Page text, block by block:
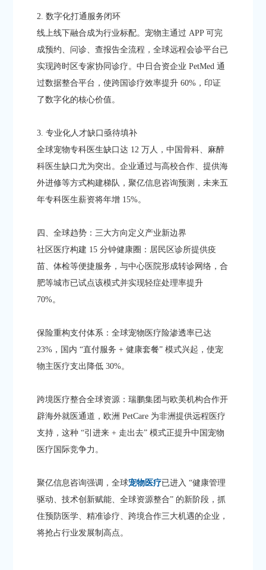
2. 数字化打通服务闭环​
线上线下融合成为行业标配。宠物主通过 APP 可完
成预约、问诊、查报告全流程，全球远程会诊平台已
实现跨时区专家协同诊疗。中日合资企业 PetMed 通
过数据整合平台，使跨国诊疗效率提升 60%，印证
了数字化的核心价值。​
3. 专业化人才缺口亟待填补​
全球宠物专科医生缺口达 12 万人，中国骨科、麻醉
科医生缺口尤为突出。企业通过与高校合作、提供海
外进修等方式构建梯队，聚亿信息咨询预测，未来五
年专科医生薪资将年增 15%。​
四、全球趋势：三大方向定义产业新边界​
社区医疗构建 15 分钟健康圈：居民区诊所提供疫
苗、体检等便捷服务，与中心医院形成转诊网络，合
肥等城市已试点该模式并实现轻症处理率提升
70%。​
保险重构支付体系：全球宠物医疗险渗透率已达
23%，国内 “直付服务 + 健康套餐” 模式兴起，使宠
物主医疗支出降低 30%。​
跨境医疗整合全球资源：瑞鹏集团与欧美机构合作开
辟海外就医通道，欧洲 PetCare 为非洲提供远程医疗
支持，这种 “引进来 + 走出去” 模式正提升中国宠物
医疗国际竞争力。​
聚亿信息咨询强调，全球宠物医疗已进入 “健康管理
驱动、技术创新赋能、全球资源整合” 的新阶段，抓
住预防医学、精准诊疗、跨境合作三大机遇的企业，
将抢占行业发展制高点。